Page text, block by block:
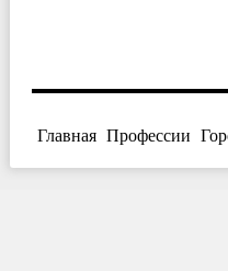
Главная Профессии